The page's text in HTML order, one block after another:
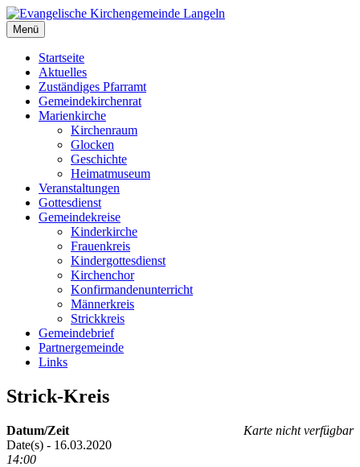
Zum
Inhalt
springen
Evangelische Kirchengemeinde Langeln
Evangelische Kirchengemeinde Langeln
Menü
Startseite
Aktuelles
Zuständiges Pfarramt
Gemeindekirchenrat
Marienkirche
Kirchenraum
Glocken
Geschichte
Heimatmuseum
Veranstaltungen
Gottesdienst
Gemeindekreise
Kinderkirche
Frauenkreis
Kindergottesdienst
Kirchenchor
Konfirmandenunterricht
Männerkreis
Strickkreis
Gemeindebrief
Partnergemeinde
Links
Strick-Kreis
Karte nicht verfügbar
Datum/Zeit
Date(s) - 16.03.2020
14:00